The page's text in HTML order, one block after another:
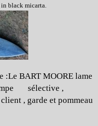
black micarta.
:Le BART MOORE lame
sélective ,
, garde et pommeau